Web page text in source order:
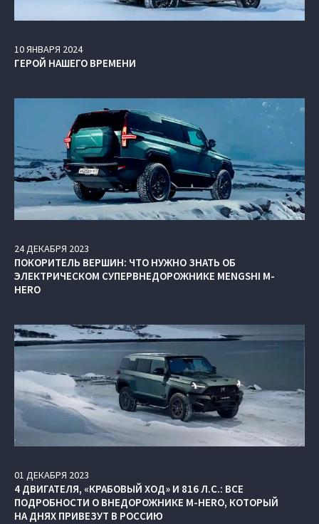
10ЯНВАРЯ 2024
ГЕРОЙ НАШЕГО ВРЕМЕНИ
24ДЕКАБРЯ 2023
ПОКОРИТЕЛЬ ВЕРШИН: ЧТО НУЖНО ЗНАТЬ ОБ
ЭЛЕКТРИЧЕСКОМ СУПЕРВНЕДОРОЖНИКЕ MENGSHI M-
HERO
01 ДЕКАБРЯ 2023
4 ДВИГАТЕЛЯ, «КРАБОВЫЙ ХОД» И 816 Л.С.: ВСЕ
ПОДРОБНОСТИ О ВНЕДОРОЖНИКЕ M‑HERO, КОТОРЫЙ
НА ДНЯХ ПРИВЕЗУТ В РОССИЮ